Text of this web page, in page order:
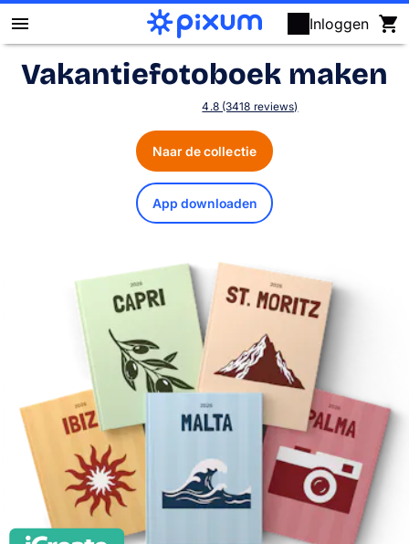
Inloggen
Fotoboek maken
Posters & wanddecoratie
Fotopuzzels
Gsm-hoesjes
Thema's
Service
Vakantiefotoboek maken
4.8 (3418 reviews)
Naar de collectie
App downloaden